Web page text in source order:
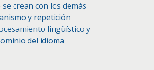
crean con los demás
y repetición
lingüístico y
del idioma